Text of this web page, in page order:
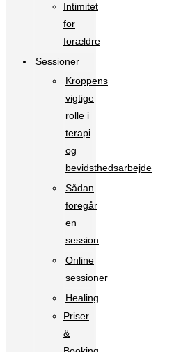
Intimitet
for
forældre
Sessioner
Kroppens
vigtige
rolle i
terapi
og
bevidsthedsarbejde
Sådan
foregår
en
session
Online
sessioner
Healing
Priser
&